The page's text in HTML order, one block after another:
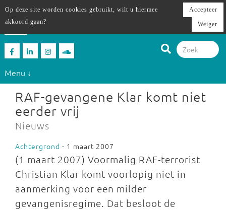
Menu ↓
RAF-gevangene Klar komt niet
eerder vrij
Nieuws
Achtergrond - 1 maart 2007
(1 maart 2007) Voormalig RAF-terrorist
Christian Klar komt voorlopig niet in
aanmerking voor een milder
gevangenisregime. Dat besloot de
Op deze site worden cookies gebruikt, wilt u hiermee
akkoord gaan?
Accepteer
Weiger